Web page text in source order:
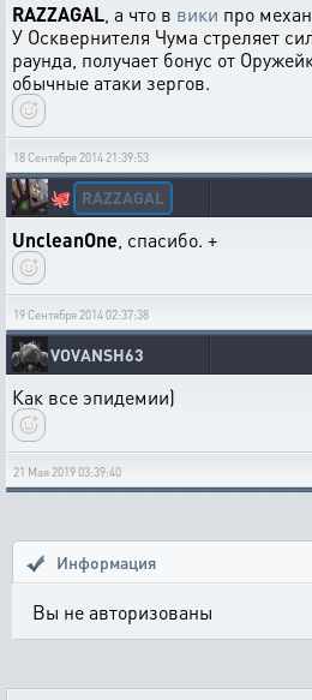
RAZZAGAL , а что в вики про
У Осквернителя Чума стреляет
раунда, получает бонус от
обычные атаки зергов.
18 Сентября 2014 21:39:53
🐙 RAZZAGAL
UncleanOne , спасибо. +
19 Сентября 2014 02:37:38
VOVANSH63
Как все эпидемии)
21 Мая 2019 03:39:40
Информация
Вы не авторизованы